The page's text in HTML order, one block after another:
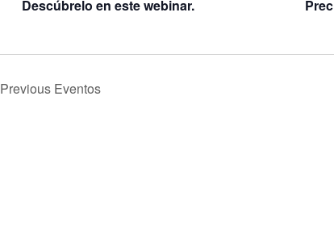
Descúbrelo en este webinar.
Previous Eventos